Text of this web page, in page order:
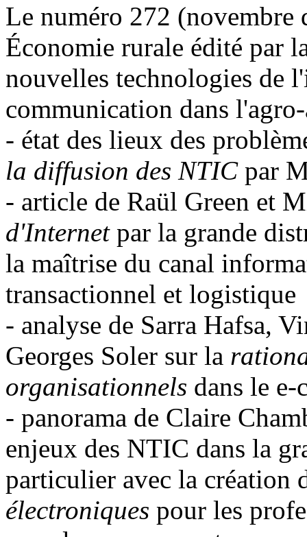
Le numéro 272 (novembre
Économie rurale édité par
nouvelles technologies de
communication dans
- état des lieux des
la diffusion des NTIC par
- article de Raül Green et
d'Internetpar la grande
la maîtrise du canal
transactionnel et logistique
- analyse de Sarra Hafsa,
Georges Soler sur la
organisationnels dans le e-
- panorama de Claire
enjeux des NTIC dans la
particulier avec la création
électroniques pour les